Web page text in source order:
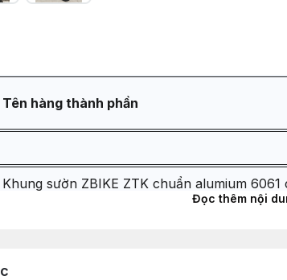
Tên hàng thành phần
Khung sườn ZBIKE ZTK chuẩn alumium
Đọc thêm nội